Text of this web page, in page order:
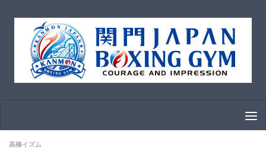
コンテンツへスキップ
高橋イズム